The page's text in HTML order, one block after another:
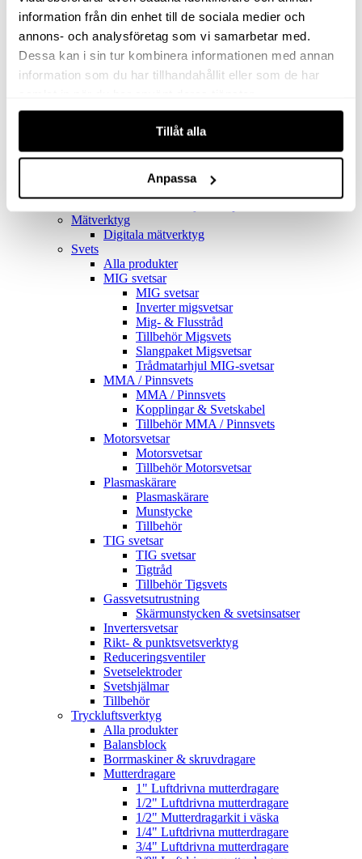
information från din enhet till de sociala medier och
annons- och analysföretag som vi samarbetar med.
Dessa kan i sin tur kombinera informationen med annan
information som du har tillhandahållit eller som de har
Tillåt alla
Anpassa
Golv- & Kombinationsmunstycke
Munstycke
Motor
Reservdelar dammsugare
Rör & handtag
Uppsamlingspåsar
Alla produkter
Mätverktyg
Digitala mätverktyg
Svets
Alla produkter
MIG svetsar
MIG svetsar
Inverter migsvetsar
Mig- & Flusstråd
Tillbehör Migsvets
Slangpaket Migsvetsar
Trådmatarhjul MIG-svetsar
MMA / Pinnsvets
MMA / Pinnsvets
Kopplingar & Svetskabel
Tillbehör MMA / Pinnsvets
Motorsvetsar
Motorsvetsar
Tillbehör Motorsvetsar
Plasmaskärare
Plasmaskärare
Munstycke
Tillbehör
TIG svetsar
TIG svetsar
Tigtråd
Tillbehör Tigsvets
Gassvetsutrustning
Skärmunstycken & svetsinsatser
Invertersvetsar
Rikt- & punktsvetsverktyg
Reduceringsventiler
Svetselektroder
Svetshjälmar
Tillbehör
Tryckluftsverktyg
Alla produkter
Balansblock
Borrmaskiner & skruvdragare
Mutterdragare
1" Luftdrivna mutterdragare
1/2" Luftdrivna mutterdragare
1/2" Mutterdragarkit i väska
1/4" Luftdrivna mutterdragare
3/4" Luftdrivna mutterdragare